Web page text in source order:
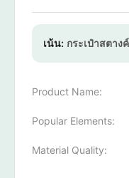
เน้น: กระเป๋าสตา
Product Name:
Popular Elements:
Material Quality: